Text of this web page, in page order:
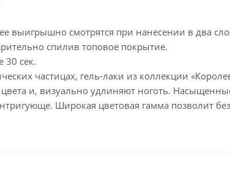
выигрышно смотрятся при нанесении в два
спилив топовое покрытие.
30 сек.
частицах, гель-лаки из коллекции
и, визуально удлиняют ноготь.
Широкая цветовая гамма позволит